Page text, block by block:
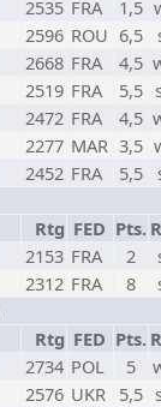
2535 FRA 1,5
2596 ROU 6,5
2668 FRA 4,5
2519 FRA 5,5
2472 FRA 4,5
2277 MAR 3,5
2452 FRA 5,5
Rtg FED Pts.
2153 FRA 2
2312 FRA 8
Rtg FED Pts.
2734 POL 5
2576 UKR 5,5